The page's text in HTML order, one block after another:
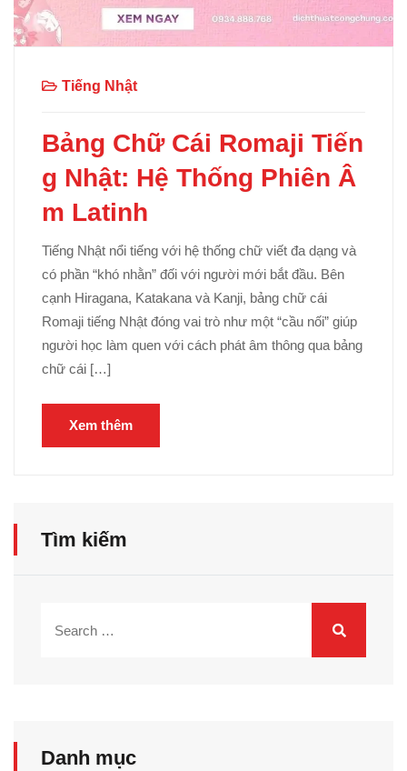
Tiếng Nhật
Bảng Chữ Cái Romaji Tiến
g Nhật: Hệ Thống Phiên Â
m Latinh
Tiếng Nhật nổi tiếng với hệ thống chữ viết đa dạng và
có phần “khó nhằn” đối với người mới bắt đầu. Bên
cạnh Hiragana, Katakana và Kanji, bảng chữ cái
Romaji tiếng Nhật đóng vai trò như một “cầu nối” giúp
người học làm quen với cách phát âm thông qua bảng
chữ cái […]
Xem thêm
Tìm kiếm
Danh mục